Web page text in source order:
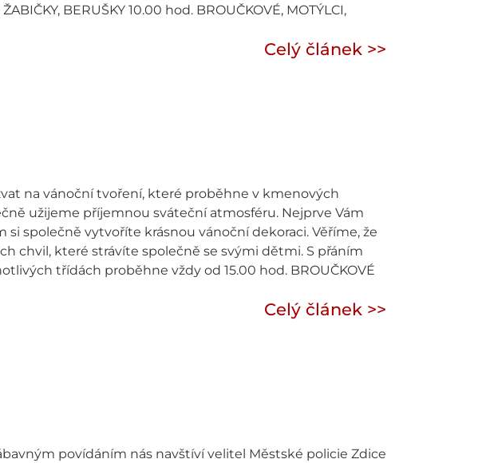
BERUŠKY 10.00 hod. BROUČKOVÉ, MOTÝLCI,
Celý článek >>
na vánoční tvoření, které proběhne v kmenových
užijeme příjemnou sváteční atmosféru. Nejprve Vám
společně vytvoříte krásnou vánoční dekoraci. Věříme, že
chvil, které strávíte společně se svými dětmi. S přáním
třídách proběhne vždy od 15.00 hod. BROUČKOVÉ
Celý článek >>
povídáním nás navštíví velitel Městské policie Zdice